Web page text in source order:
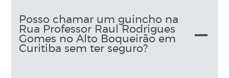
Posso chamar um guincho na
Rua Professor Raul Rodrigues
Gomes no Alto Boqueirão em
Curitiba sem ter seguro?